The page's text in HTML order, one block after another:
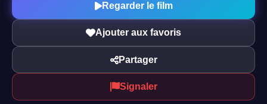
Regarder le film
Ajouter aux favoris
Partager
Signaler